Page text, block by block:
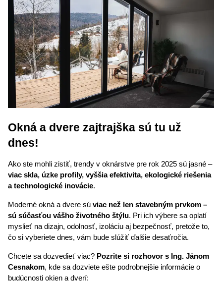
Okná a dvere zajtrajška sú tu už
dnes!
Ako ste mohli zistiť, trendy v oknárstve pre rok 2025 sú jasné –
viac skla, úzke profily, vyššia efektivita, ekologické riešenia
a technologické inovácie.
Moderné okná a dvere sú viac než len stavebným prvkom –
sú súčasťou vášho životného štýlu. Pri ich výbere sa oplatí
myslieť na dizajn, odolnosť, izoláciu aj bezpečnosť, pretože to,
čo si vyberiete dnes, vám bude slúžiť ďalšie desaťročia.
Chcete sa dozvedieť viac? Pozrite si rozhovor s Ing. Jánom
Cesnakom, kde sa dozviete ešte podrobnejšie informácie o
budúcnosti okien a dverí: